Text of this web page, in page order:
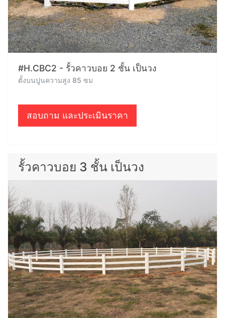
#H.CBC2 - รั้วคาวบอย 2 ชั้น เป็นวง
ตั้งบนปูนความสูง 85 ซม
สอบถาม และประเมินราคา
รั้วคาวบอย 3 ชั้น เป็นวง